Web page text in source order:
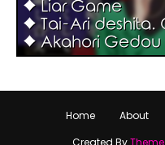
Home About
Created ByTheme